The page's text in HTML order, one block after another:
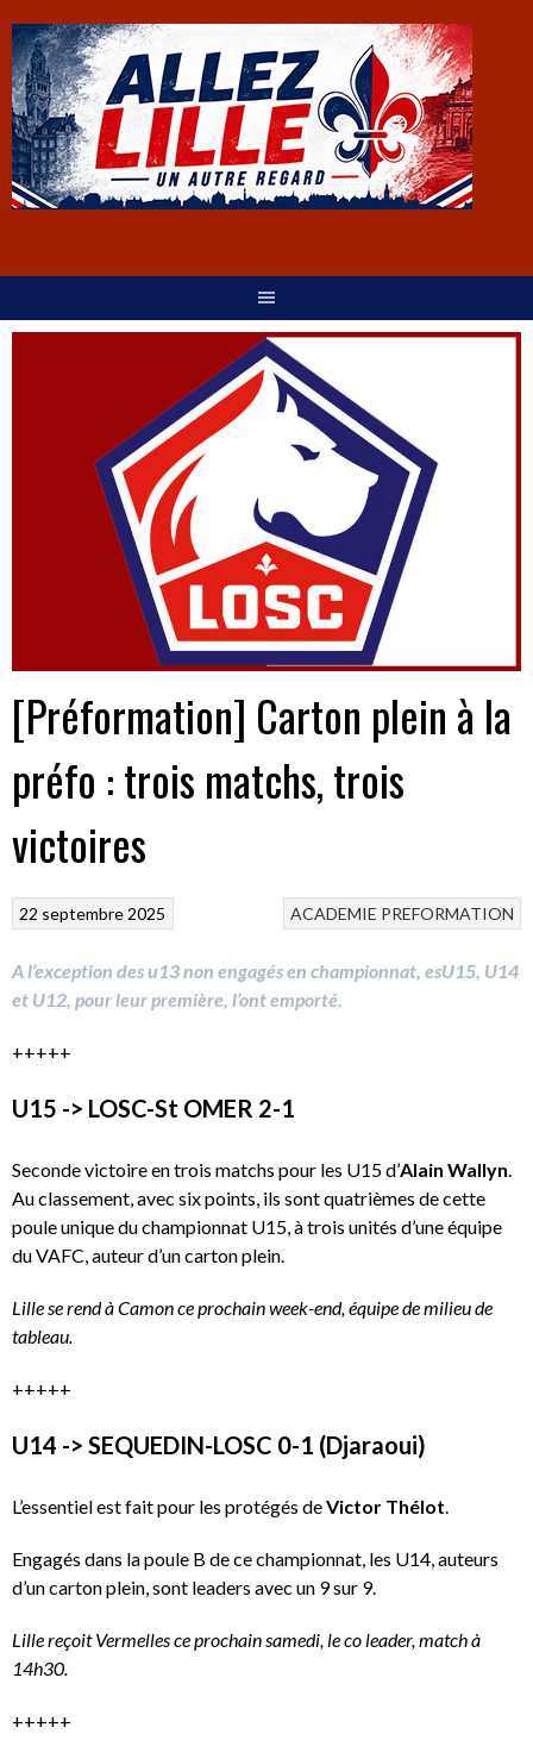
[Préformation] Carton plein à la
préfo : trois matchs, trois
victoires
ACADEMIE PREFORMATION
22 septembre 2025
A l’exception des u13 non engagés en championnat, esU15, U14
et U12, pour leur première, l’ont emporté.
+++++
U15 -> LOSC-St OMER 2-1
Seconde victoire en trois matchs pour les U15 d’Alain Wallyn.
Au classement, avec six points, ils sont quatrièmes de cette
poule unique du championnat U15, à trois unités d’une équipe
du VAFC, auteur d’un carton plein.
Lille se rend à Camon ce prochain week-end, équipe de milieu de
tableau.
+++++
U14 -> SEQUEDIN-LOSC 0-1 (Djaraoui)
L’essentiel est fait pour les protégés deVictor Thélot.
Engagés dans la poule B de ce championnat, les U14, auteurs
d’un carton plein, sont leaders avec un 9 sur 9.
Lille reçoit Vermelles ce prochain samedi, le co leader, match à
14h30.
+++++